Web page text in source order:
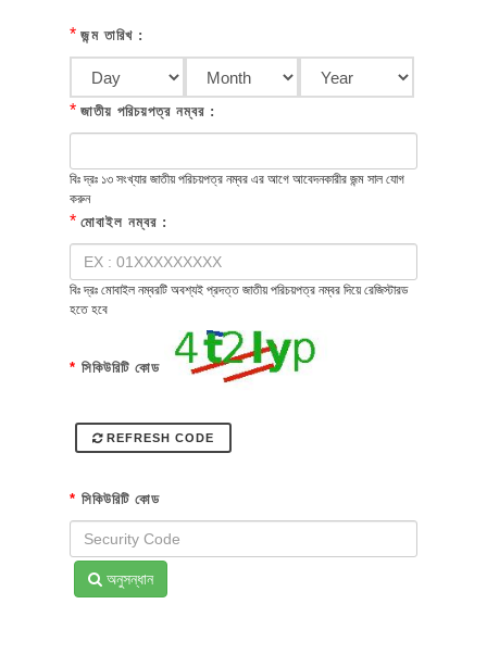
* জন্ম তারিখ :
* জাতীয় পরিচয়পত্র নম্বর :
বিঃ দ্রঃ ১৩ সংখ্যার জাতীয় পরিচয়পত্র নম্বর এর আগে আবেদনকারীর জন্ম সাল যোগ
করুন
* মোবাইল নম্বর :
বিঃ দ্রঃ মোবাইল নম্বরটি অবশ্যই প্রদত্ত জাতীয় পরিচয়পত্র নম্বর দিয়ে রেজিস্টারড
হতে হবে
* সিকিউরিটি কোড
REFRESH CODE
* সিকিউরিটি কোড
অনুসন্ধান